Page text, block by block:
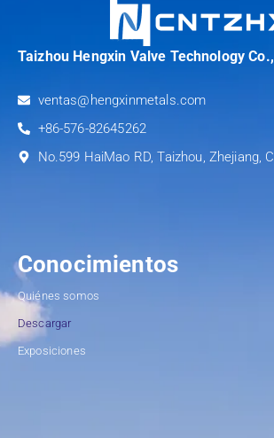
Taizhou Hengxin Valve Technology
ventas@hengxinmetals.com
+86-576-82645262
No.599 HaiMao RD, Taizhou, Zhejiang,
Conocimientos
Quiénes somos
Descargar
Exposiciones